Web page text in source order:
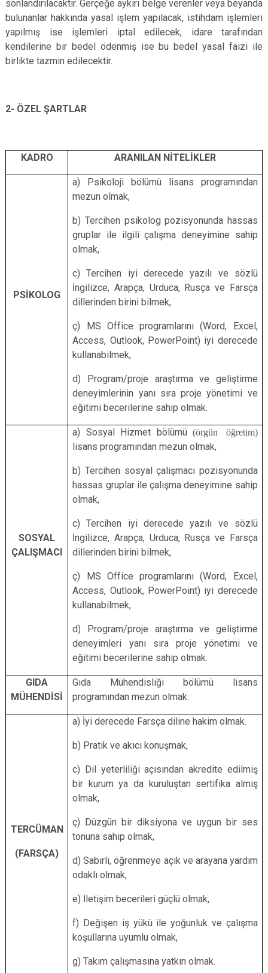
sonlandırılacaktır. Gerçeğe aykırı belge verenler veya beyanda
bulunanlar hakkında yasal işlem yapılacak, istihdam işlemleri
yapılmış ise işlemleri iptal edilecek, idare tarafından
kendilerine bir bedel ödenmiş ise bu bedel yasal faizi ile
birlikte tazmin edilecektir.
2- ÖZEL ŞARTLAR
KADRO ARANILAN NİTELİKLER
PSİKOLOG
a) Psikoloji bölümü lisans programından
mezun olmak,
b) Tercihen psikolog pozisyonunda hassas
gruplar ile ilgili çalışma deneyimine sahip
olmak,
c) Tercihen iyi derecede yazılı ve sözlü
İngilizce, Arapça, Urduca, Rusça ve Farsça
dillerinden birini bilmek,
ç) MS Office programlarını (Word, Excel,
Access, Outlook, PowerPoint) iyi derecede
kullanabilmek,
d) Program/proje araştırma ve geliştirme
deneyimlerinin yanı sıra proje yönetimi ve
eğitimi becerilerine sahip olmak.
SOSYAL
ÇALIŞMACI
a) Sosyal Hizmet bölümü(örgün öğretim)
lisans programından mezun olmak,
b) Tercihen sosyal çalışmacı pozisyonunda
hassas gruplar ile çalışma deneyimine sahip
olmak,
c) Tercihen iyi derecede yazılı ve sözlü
İngilizce, Arapça, Urduca, Rusça ve Farsça
dillerinden birini bilmek,
ç) MS Office programlarını (Word, Excel,
Access, Outlook, PowerPoint) iyi derecede
kullanabilmek,
d) Program/proje araştırma ve geliştirme
deneyimleri yanı sıra proje yönetimi ve
eğitimi becerilerine sahip olmak.
GIDA
MÜHENDİSİ
Gıda Mühendisliği bölümü lisans
programından mezun olmak.
TERCÜMAN
(FARSÇA)
a) İyi derecede Farsça diline hakim olmak.
b) Pratik ve akıcı konuşmak,
c) Dil yeterliliği açısından akredite edilmiş
bir kurum ya da kuruluştan sertifika almış
olmak,
ç) Düzgün bir diksiyona ve uygun bir ses
tonuna sahip olmak,
d) Sabırlı, öğrenmeye açık ve arayana yardım
odaklı olmak,
e) İletişim becerileri güçlü olmak,
f) Değişen iş yükü ile yoğunluk ve çalışma
koşullarına uyumlu olmak,
g) Takım çalışmasına yatkın olmak.